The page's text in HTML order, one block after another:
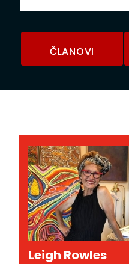
ČLANOVI
Leigh Rowles